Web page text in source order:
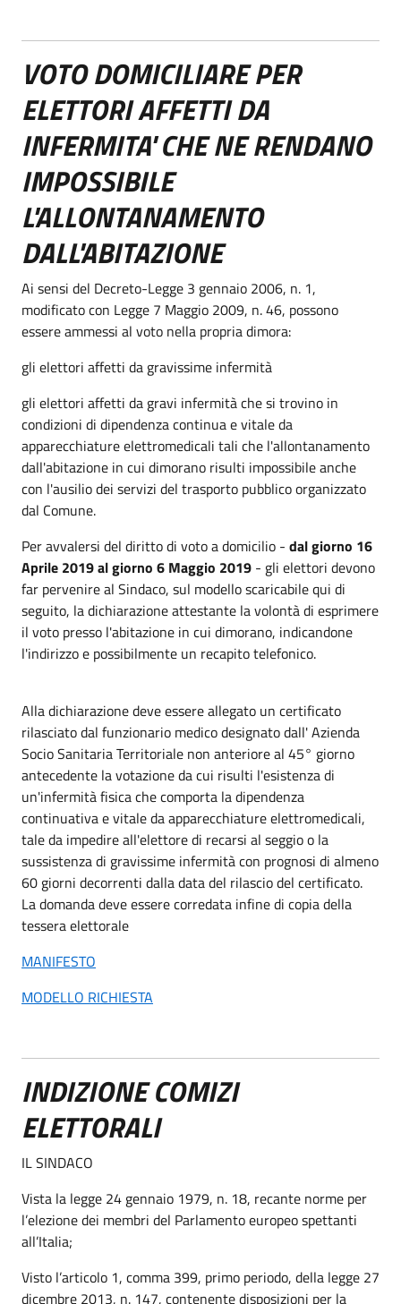
VOTO DOMICILIARE PER
ELETTORI AFFETTI DA
INFERMITA' CHE NE RENDANO
IMPOSSIBILE
L'ALLONTANAMENTO
DALL'ABITAZIONE
Ai sensi del Decreto-Legge 3 gennaio 2006, n. 1,
modificato con Legge 7 Maggio 2009, n. 46, possono
essere ammessi al voto nella propria dimora:
gli elettori affetti da gravissime infermità
gli elettori affetti da gravi infermità che si trovino in
condizioni di dipendenza continua e vitale da
apparecchiature elettromedicali tali che l'allontanamento
dall'abitazione in cui dimorano risulti impossibile anche
con l'ausilio dei servizi del trasporto pubblico organizzato
dal Comune.
Per avvalersi del diritto di voto a domicilio - dal giorno 16
Aprile 2019 al giorno 6 Maggio 2019 - gli elettori devono
far pervenire al Sindaco, sul modello scaricabile qui di
seguito, la dichiarazione attestante la volontà di esprimere
il voto presso l'abitazione in cui dimorano, indicandone
l'indirizzo e possibilmente un recapito telefonico.
Alla dichiarazione deve essere allegato un certificato
rilasciato dal funzionario medico designato dall' Azienda
Socio Sanitaria Territoriale non anteriore al 45° giorno
antecedente la votazione da cui risulti l'esistenza di
un'infermità fisica che comporta la dipendenza
continuativa e vitale da apparecchiature elettromedicali,
tale da impedire all'elettore di recarsi al seggio o la
sussistenza di gravissime infermità con prognosi di almeno
60 giorni decorrenti dalla data del rilascio del certificato.
La domanda deve essere corredata infine di copia della
tessera elettorale
MANIFESTO
MODELLO RICHIESTA
INDIZIONE COMIZI
ELETTORALI
IL SINDACO
Vista la legge 24 gennaio 1979, n. 18, recante norme per
l’elezione dei membri del Parlamento europeo spettanti
all’Italia;
Visto l’articolo 1, comma 399, primo periodo, della legge 27
dicembre 2013, n. 147, contenente disposizioni per la